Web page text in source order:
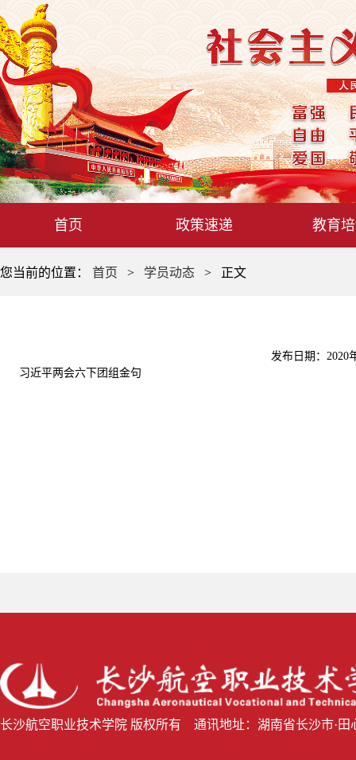
首页 政策速递 教育
您当前的位置： 首页 > 学员动态 > 正文
发布日期：2020
习近平两会六下团组金句
长沙航空职业技术学院 版权所有 通讯地址：湖南省长沙市·